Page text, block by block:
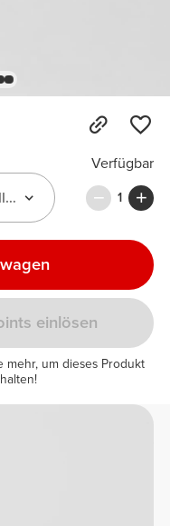
Verfügbar
1
einlösen
um dieses Produkt